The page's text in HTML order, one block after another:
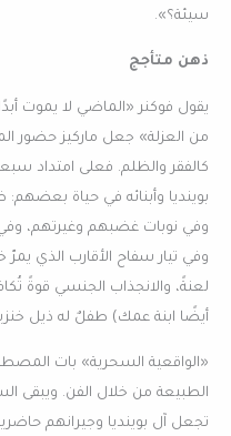
سيئة؟».
ذهن متأجج
يقول فوكنر «الماضي لا يموت
من العزلة» جعل ماركيز حضور
كالفقر والظلم. فعلى امتداد
بوينديا وأبنائه في حياة بعضهم:
وفي نوبات غضبهم وغيرتهم،
وفي تيار سفاح الأقارب الذي
لعنةً، والانجذاب الجنسي قوةً
أيضًا ابنة عمك) طفلٌ له ذيل
«الواقعية السحرية» بات
الطبيعة من خلال الفن. ويبقى
تجعل آل بوينديا وجيرانهم